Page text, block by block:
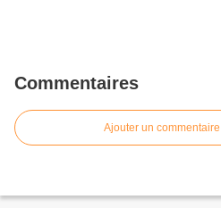
Commentaires
Ajouter un commentaire